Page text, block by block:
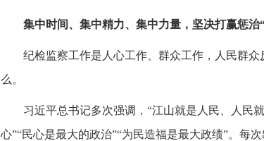
集中时间、集中精力、集中力量，坚决打赢惩治
纪检监察工作是人心工作、群众工作，人民群
么。
习近平总书记多次强调，“江山就是人民、人民
心”“民心是最大的政治”“为民造福是最大政绩”。每